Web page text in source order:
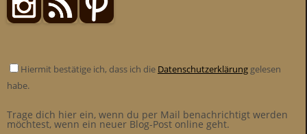
Hiermit bestätige ich, dass ich die Datenschutzerklärung gelesen
habe.
Trage dich hier ein, wenn du per Mail benachrichtigt werden
möchtest, wenn ein neuer Blog-Post online geht.